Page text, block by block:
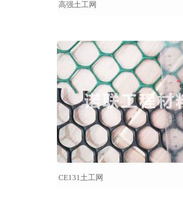
高强土工网
CE131土工网